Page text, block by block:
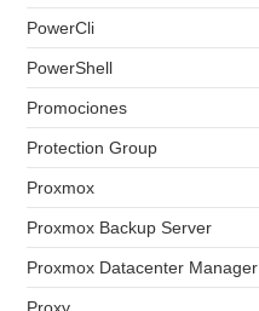
PowerCli
PowerShell
Promociones
Protection Group
Proxmox
Proxmox Backup Server
Proxmox Datacenter Manager